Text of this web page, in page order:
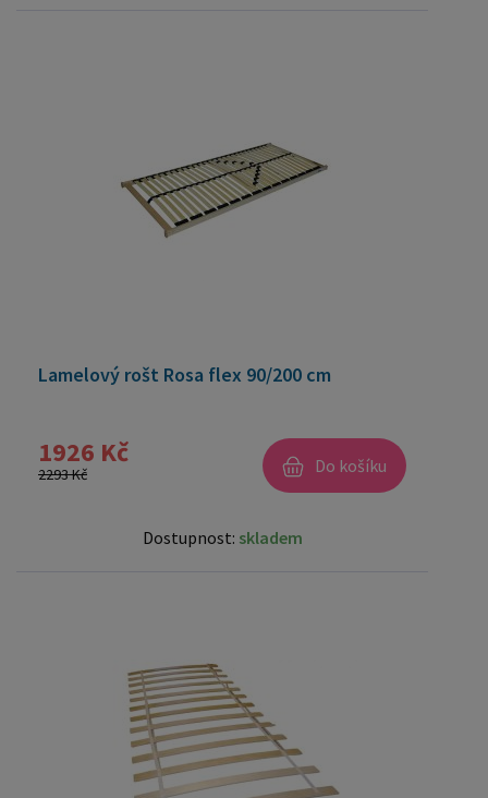
Lamelový rošt Rosa flex 90/200 cm
1926 Kč
2293 Kč Do košíku
Dostupnost: skladem